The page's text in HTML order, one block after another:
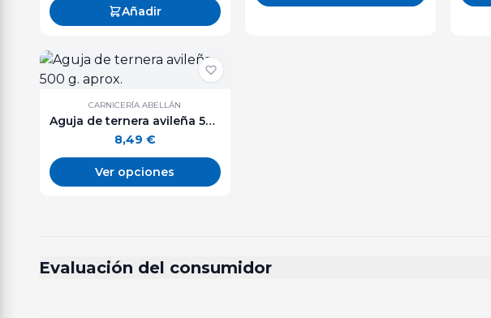
Añadir
CARNICERÍA ABELLÁN
Aguja de ternera avileña 500 g. aprox.
8,49 €
Ver opciones
Evaluación del consumidor